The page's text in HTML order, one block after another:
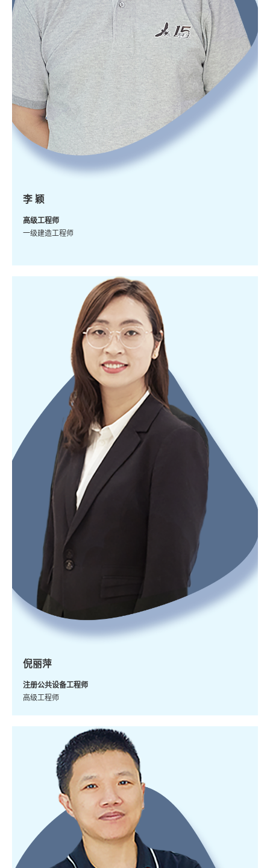
李 颖
高级工程师
一级建造工程师
倪丽萍
注册公共设备工程师
高级工程师